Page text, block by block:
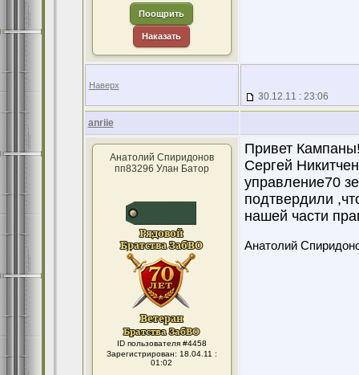
Поощрить
Наказать
Наверх
30.12.11 : 23:06
anriie
Анатолий Спиридонов
пп83296 Улан Батор
ID пользователя #4458
Зарегистрирован: 18.04.11 :
01:02
Привет
Сергей
управление70
подтвердили
нашей части
Анатолий